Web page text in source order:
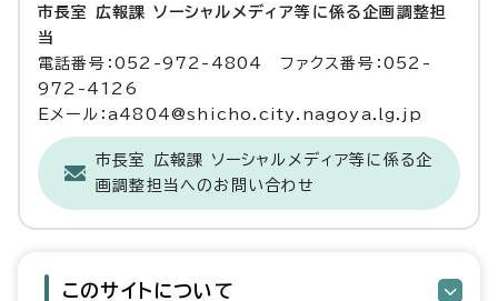
市長室 広報課 ソーシャルメディア等に係る企画調整担
当
電話番号：052-972-4804 ファクス番号：052-
972-4126
Eメール：a4804@shicho.city.nagoya.lg.jp
市長室 広報課 ソーシャルメディア等に係る企
画調整担当へのお問い合わせ
このサイトについて